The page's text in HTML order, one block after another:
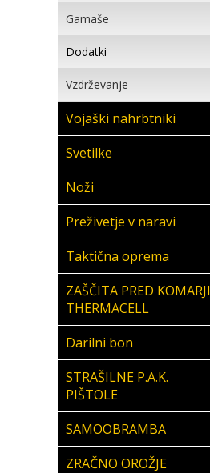
Gamaše
Dodatki
Vzdrževanje
Vojaški nahrbtniki
Svetilke
Noži
Preživetje v naravi
Taktična oprema
ZAŠČITA PRED KOMARJI
THERMACELL
Darilni bon
STRAŠILNE P.A.K.
PIŠTOLE
SAMOOBRAMBA
ZRAČNO OROŽJE